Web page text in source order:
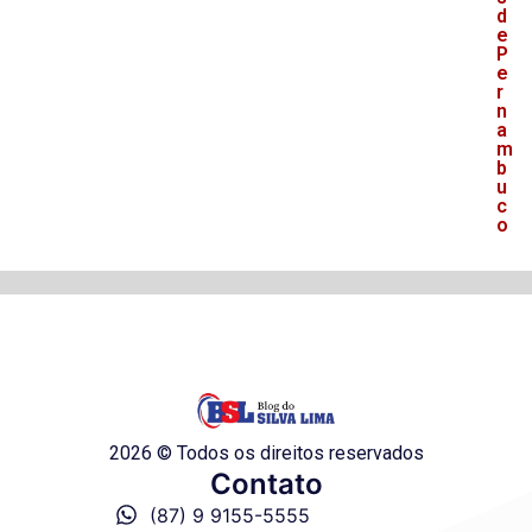
d
e
P
e
r
n
a
m
b
u
c
o
2026 © Todos os direitos reservados
Contato
(87) 9 9155-5555